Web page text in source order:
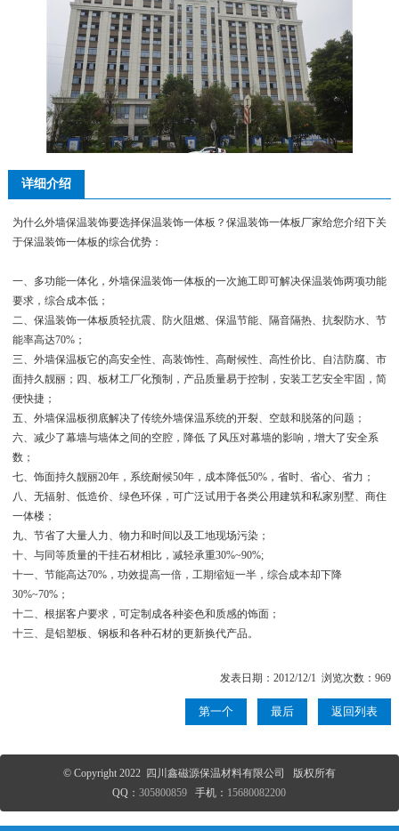
详细介绍
为什么外墙保温装饰要选择保温装饰一体板？保温装饰一体板厂家给您介绍下关
于保温装饰一体板的综合优势：
一、多功能一体化，外墙保温装饰一体板的一次施工即可解决保温装饰两项功能
要求，综合成本低；
二、保温装饰一体板质轻抗震、防火阻燃、保温节能、隔音隔热、抗裂防水、节
能率高达70%；
三、外墙保温板它的高安全性、高装饰性、高耐候性、高性价比、自洁防腐、市
面持久靓丽；四、板材工厂化预制，产品质量易于控制，安装工艺安全牢固，简
便快捷；
五、外墙保温板彻底解决了传统外墙保温系统的开裂、空鼓和脱落的问题；
六、减少了幕墙与墙体之间的空腔，降低 了风压对幕墙的影响，增大了安全系
数；
七、饰面持久靓丽20年，系统耐候50年，成本降低50%，省时、省心、省力；
八、无辐射、低造价、绿色环保，可广泛试用于各类公用建筑和私家别墅、商住
一体楼；
九、节省了大量人力、物力和时间以及工地现场污染；
十、与同等质量的干挂石材相比，减轻承重30%~90%;
十一、节能高达70%，功效提高一倍，工期缩短一半，综合成本却下降
30%~70%；
十二、根据客户要求，可定制成各种姿色和质感的饰面；
十三、是铝塑板、钢板和各种石材的更新换代产品。
发表日期：2012/12/1 浏览次数：969
第一个 最后 返回列表
© Copyright 2022 四川鑫磁源保温材料有限公司 版权所有
QQ：305800859 手机： 15680082200